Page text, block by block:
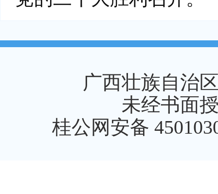
广西壮族自治
未经书面
桂公网安备